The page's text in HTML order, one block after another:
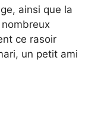
ainsi que la
ce rasoir
un petit ami